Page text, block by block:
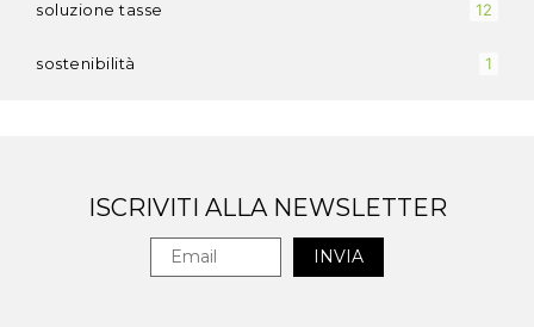
soluzione tasse 12
sostenibilità 1
ISCRIVITI ALLA NEWSLETTER